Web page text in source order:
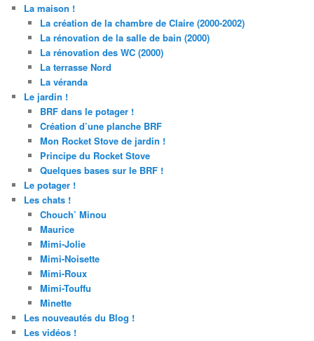
La maison !
La création de la chambre de Claire (2000-2002)
La rénovation de la salle de bain (2000)
La rénovation des WC (2000)
La terrasse Nord
La véranda
Le jardin !
BRF dans le potager !
Création d’une planche BRF
Mon Rocket Stove de jardin !
Principe du Rocket Stove
Quelques bases sur le BRF !
Le potager !
Les chats !
Chouch’ Minou
Maurice
Mimi-Jolie
Mimi-Noisette
Mimi-Roux
Mimi-Touffu
Minette
Les nouveautés du Blog !
Les vidéos !